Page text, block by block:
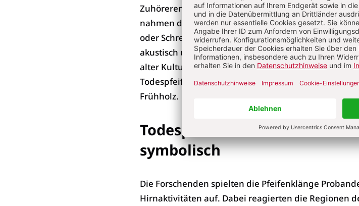
Zuhörerenden als extrem beängstigend und
nahmen das Pfeifgeräusch als natürlichen Laut wahr
oder Schrei. Die aztekische Todespfeife scheint
akustisch und affektiv zu imitieren. «Dies steht im
alter Kulturen, natürliche Klänge in
Todespfeifen sollten in Ritualen mythologische
Frühholz.
Todespfeifentöne wirken
symbolisch
Die Forschenden spielten die Pfeifenklänge
Hirnaktivitäten auf. Dabei reagierten die Regionen